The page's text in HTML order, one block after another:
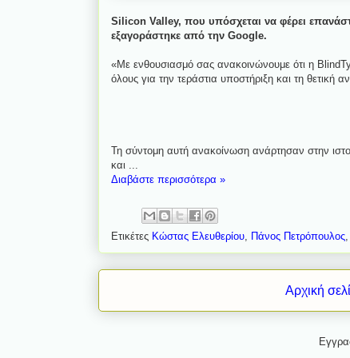
Silicon Valley, που υπόσχεται να φέρει
εξαγοράστηκε από την Google.
«Με ενθουσιασμό σας ανακοινώνουμε ότι η
όλους για την τεράστια υποστήριξη και τη θετική
Τη σύντομη αυτή ανακοίνωση ανάρτησαν στην
και ...
Διαβάστε περισσότερα »
Ετικέτες Κώστας Ελευθερίου, Πάνος Πετρόπουλος,
Αρχική